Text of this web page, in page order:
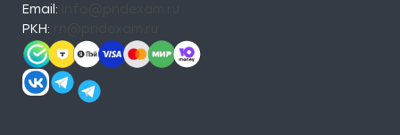
Email:
РКН: